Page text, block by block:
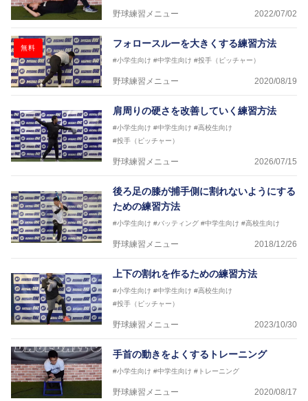
野球練習メニュー 2022/07/02
無料 フォロースルーを大きくする練習方法
#小学生向け #中学生向け #投手（ピッチャー）
野球練習メニュー 2020/08/19
肩周りの硬さを改善していく練習方法
#小学生向け #中学生向け #高校生向け
#投手（ピッチャー）
野球練習メニュー 2026/07/15
後ろ足の膝が捕手側に割れないようにする
ための練習方法
#小学生向け #バッティング #中学生向け #高校生向け
野球練習メニュー 2018/12/26
上下の割れを作るための練習方法
#小学生向け #中学生向け #高校生向け
#投手（ピッチャー）
野球練習メニュー 2023/10/30
手首の動きをよくするトレーニング
#小学生向け #中学生向け #トレーニング
野球練習メニュー 2020/08/17